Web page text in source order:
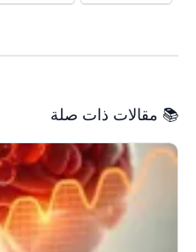
📚 مقالات ذات صلة